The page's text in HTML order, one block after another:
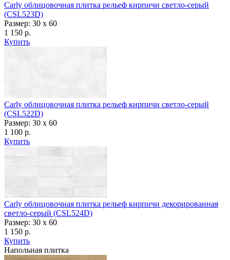
Carly облицовочная плитка рельеф кирпичи светло-серый
(CSL523D)
Размер: 30 x 60
1 150 р.
Купить
Carly облицовочная плитка рельеф кирпичи светло-серый
(CSL522D)
Размер: 30 x 60
1 100 р.
Купить
Carly облицовочная плитка рельеф кирпичи декорированная
светло-серый (CSL524D)
Размер: 30 x 60
1 150 р.
Купить
Напольная плитка